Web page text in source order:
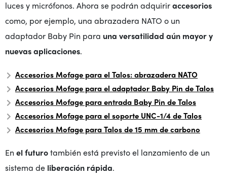
luces y micrófonos. Ahora se podrán adquiriraccesorios
como, por ejemplo, una abrazadera NATO o un
adaptador Baby Pin para una versatilidad aún mayor y
nuevas aplicaciones.
Accesorios Mofage para el Talos: abrazadera NATO
Accesorios Mofage para el adaptador Baby Pin de Talos
Accesorios Mofage para entrada Baby Pin de Talos
Accesorios Mofage para el soporte UNC-1/4 de Talos
Accesorios Mofage para Talos de 15 mm de carbono
En el futurotambién está previsto el lanzamiento de un
sistema de liberación rápida.